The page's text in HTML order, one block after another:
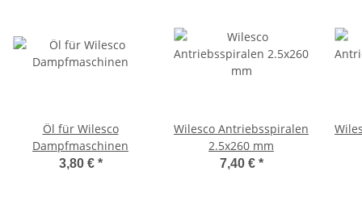
Öl für Wilesco
Dampfmaschinen
3,80 € *
Wilesco Antriebsspiralen
2.5x260 mm
7,40 € *